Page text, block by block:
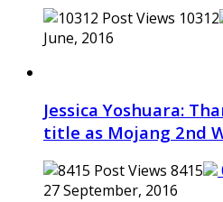
10312
June, 2016
Jessica Yoshuara:
title as Mojang 2nd
8415
27 September, 2016